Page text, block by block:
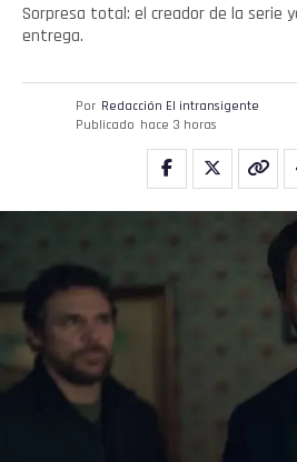
Sorpresa total: el creador de la serie
entrega.
Por Redacción El intransigente
Publicado hace 3 horas